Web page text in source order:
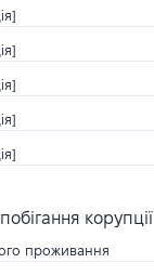
проживання